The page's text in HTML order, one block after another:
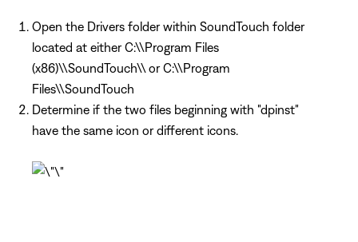
Open the Drivers folder within SoundTouch folder
located at either C:\\Program Files
(x86)\\SoundTouch\\ or C:\\Program
Files\\SoundTouch
Determine if the two files beginning with "dpinst"
have the same icon or different icons.